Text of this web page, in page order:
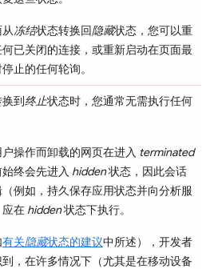
冻结状态转换回隐藏状态，您可以重
已关闭的连接，或重新启动在页面最
止的任何轮询。
到终止状态时，您通常无需执行任何
操作而卸载的网页在进入 terminated
终会先进入 hidden状态，因此会话
例如，持久保存应用状态并向分析服
在 hidden状态下执行。
有关隐藏状态的建议中所述），开发者
，在许多情况下（尤其是在移动设备